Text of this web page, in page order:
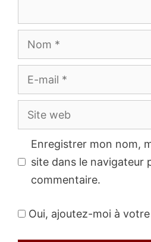
Nom
E-
mail
Site
web
Enregistrer mon nom,
site dans le navigateur
commentaire.
Oui, ajoutez-moi à